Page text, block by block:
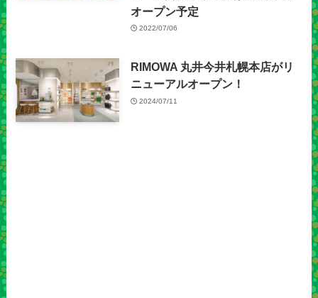
オープン予定
2022/07/06
RIMOWA 丸井今井札幌本店がリ
ニューアルオープン！
2024/07/11